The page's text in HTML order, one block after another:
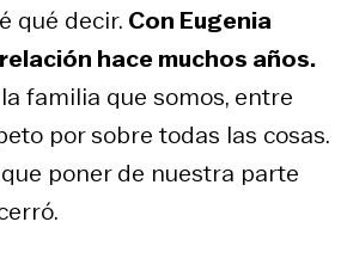
qué decir. Con Eugenia
hace muchos años.
familia que somos, entre
por sobre todas las cosas.
poner de nuestra parte